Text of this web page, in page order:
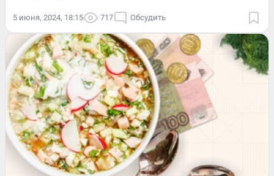
5 июня, 2024, 18:15 717 Обсудить